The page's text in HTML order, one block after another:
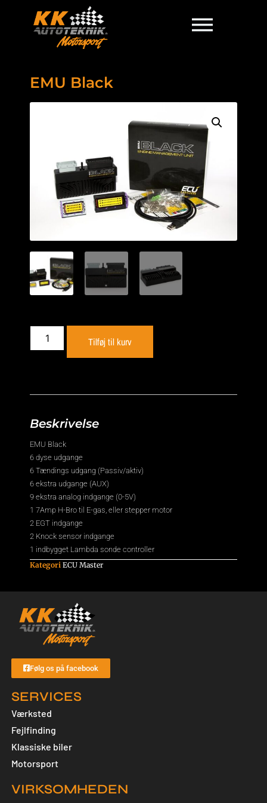
EMU Black
Tilføj til kurv
Beskrivelse
EMU Black
6 dyse udgange
6 Tændings udgang (Passiv/aktiv)
6 ekstra udgange (AUX)
9 ekstra analog indgange (0-5V)
1 7Amp H-Bro til E-gas, eller stepper motor
2 EGT indgange
2 Knock sensor indgange
1 indbygget Lambda sonde controller
Kategori ECU Master
Følg os på facebook
SERVICES
Værksted
Fejlfinding
Klassiske biler
Motorsport
VIRKSOMHEDEN